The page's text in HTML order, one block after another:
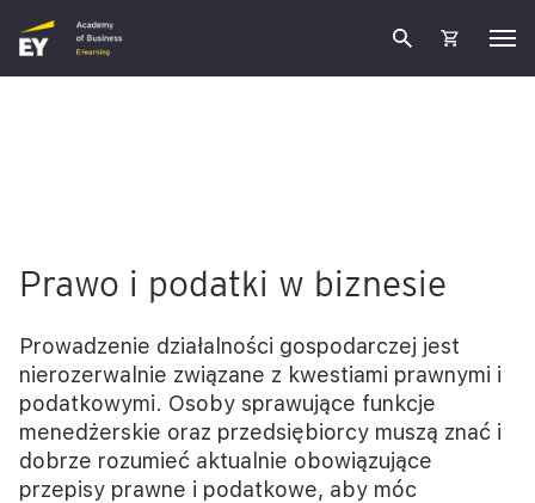
Prawo i podatki w biznesie
Prowadzenie działalności gospodarczej jest
nierozerwalnie związane z kwestiami prawnymi i
podatkowymi. Osoby sprawujące funkcje
menedżerskie oraz przedsiębiorcy muszą znać i
dobrze rozumieć aktualnie obowiązujące
przepisy prawne i podatkowe, aby móc